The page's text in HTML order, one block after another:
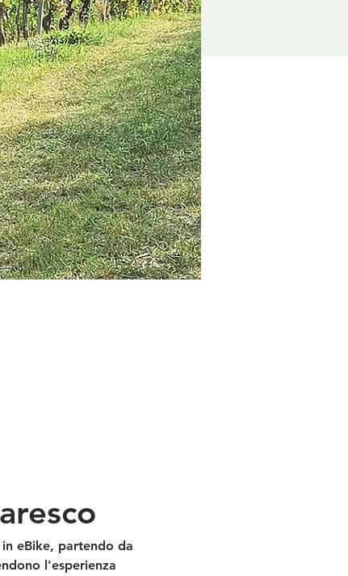
eBike, partendo da
l'esperienza